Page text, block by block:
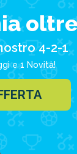
una vera e
generale
ad
4-2-1
e 1 Novità!